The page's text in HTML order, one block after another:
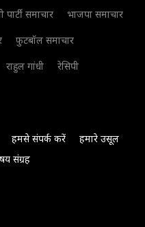
समाचार
भाजपा समाचार
फुटबॉल समाचार
राहुल गांधी
रेसिपी
हमसे संपर्क करें
हमारे उसूल
संग्रह